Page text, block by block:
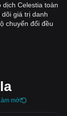
Celestia toàn
giá trị danh
chuyển đổi đều
mới